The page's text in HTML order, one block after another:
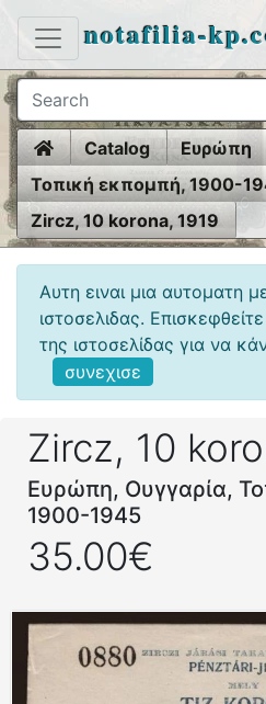
notafilia-
HomeCatalog Ευρώπη
Τοπική εκπομπή, 1900-
Zircz, 10 korona, 1919
Αυτη ειναι μια αυτοματη
ιστοσελιδας.
της ιστοσελίδας για να
συνεχισε
Zircz, 10
Ευρώπη, Ουγγαρία,
1900-1945
35.00€